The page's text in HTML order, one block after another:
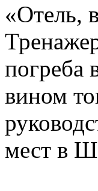
«Отель,
погреба
вином
мест в